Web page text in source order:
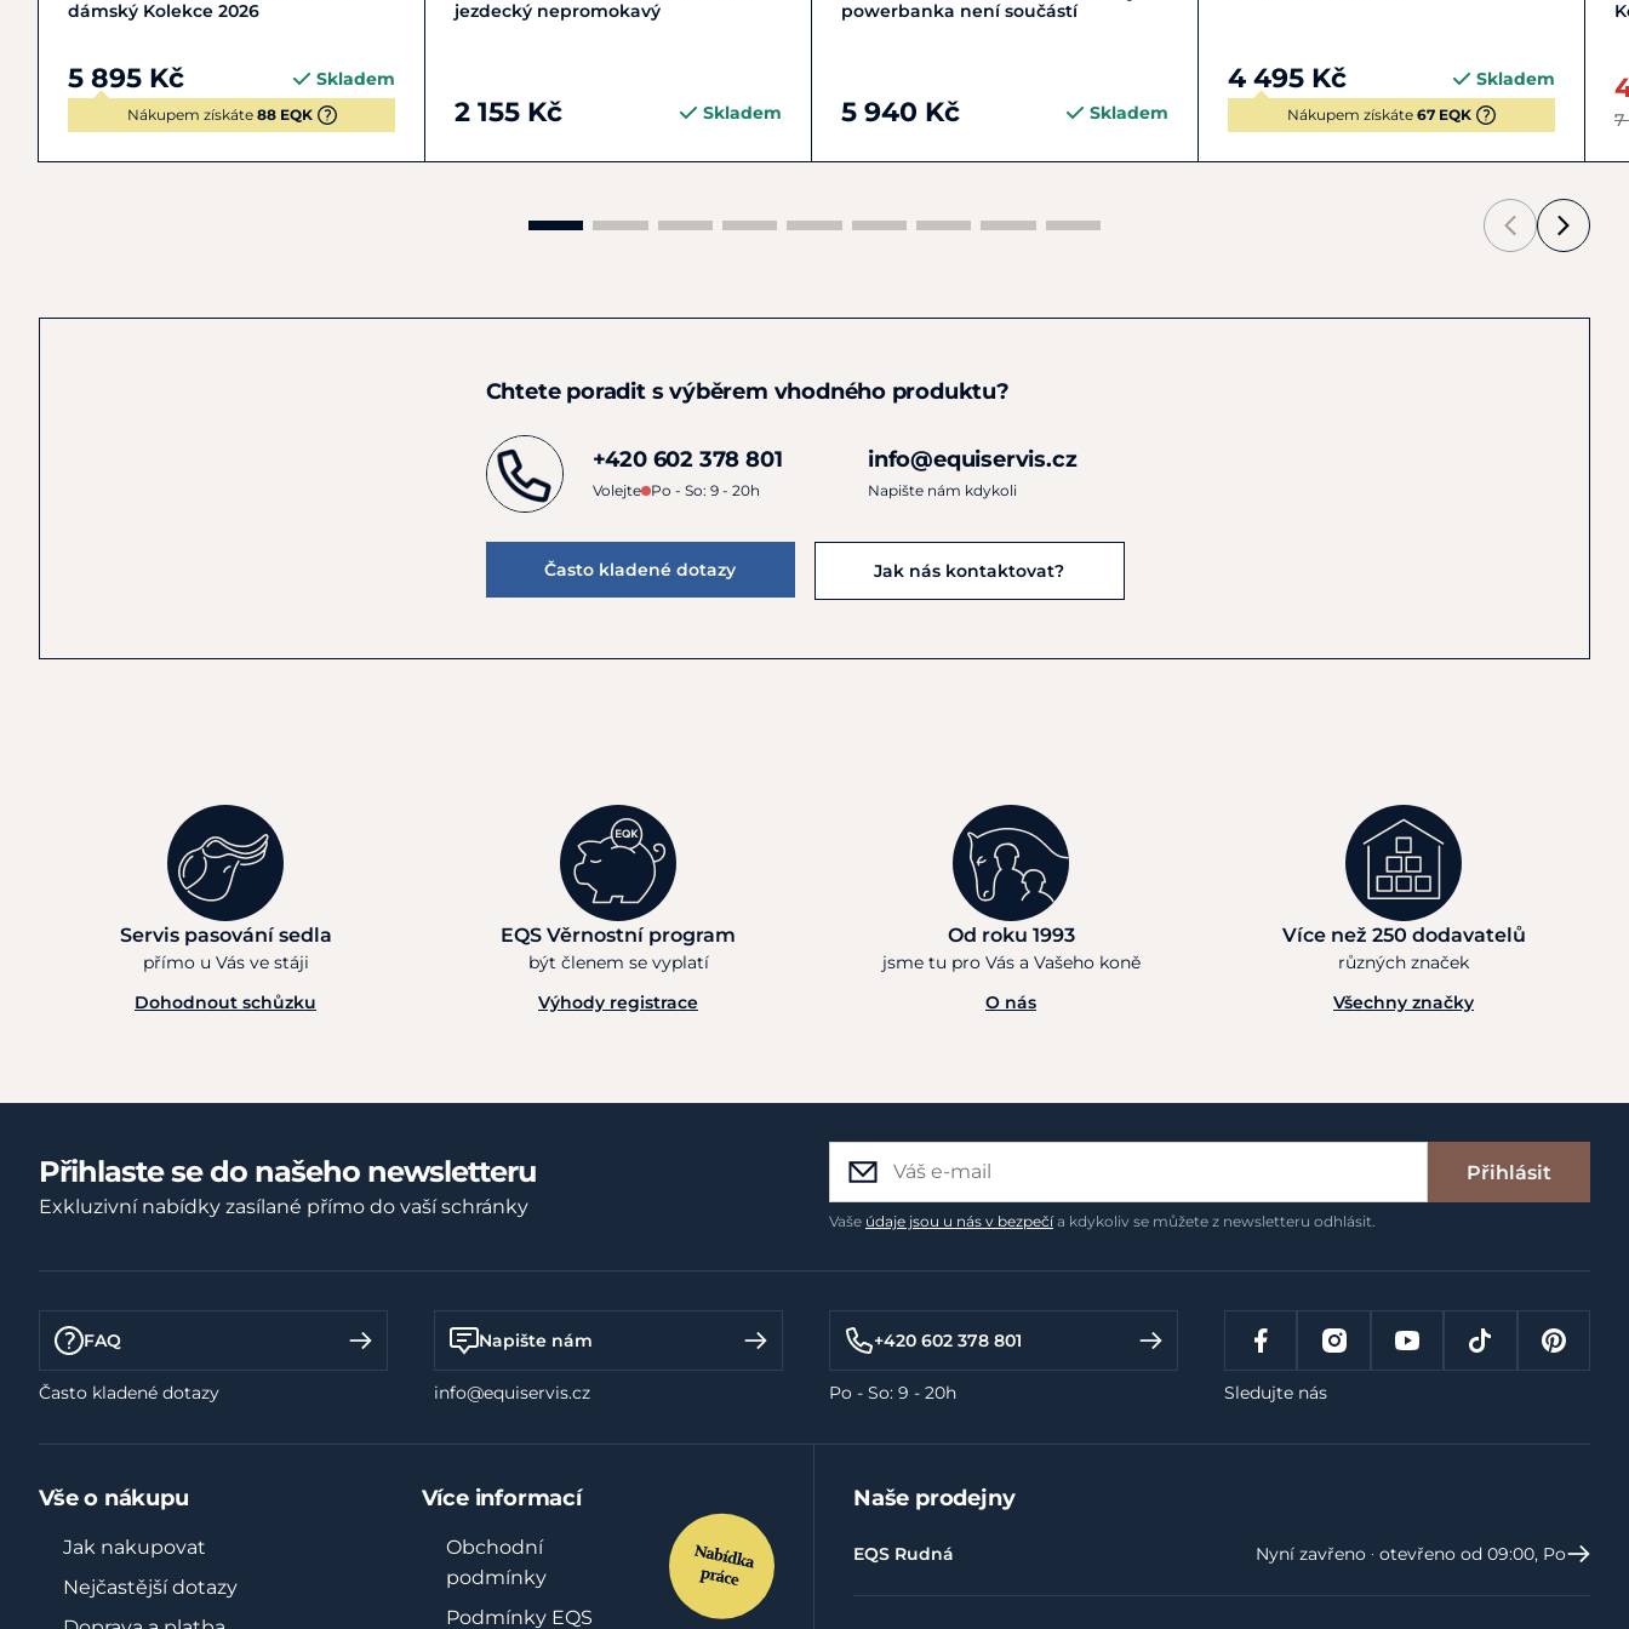
slunci.
dámský Kolekce 2026
5 895 Kč Skladem
Nákupem získáte 88 EQK
jezdecký nepromokavý
2 155 Kč Skladem
powerbanka není součástí
5 940 Kč Skladem
4 495 Kč Skladem
Nákupem získáte 67 EQK 7
Chtete poradit s výběrem vhodného produktu?
+420 602 378 801
Volejte Po - So: 9 - 20h
info@equiservis.cz
Napište nám kdykoli
Často kladené dotazy Jak nás kontaktovat?
Servis pasování sedla
přímo u Vás ve stáji
Dohodnout schůzku
EQS Věrnostní program
být členem se vyplatí
Výhody registrace
Od roku 1993
jsme tu pro Vás a Vašeho koně
O nás
Více než 250 dodavatelů
různých značek
Všechny značky
Přihlaste se do našeho newsletteru
Exkluzivní nabídky zasílané přímo do vaší schránky
Přihlásit
Vaše údaje jsou u nás v bezpečía kdykoliv se můžete z newsletteru odhlásit.
FAQ
Často kladené dotazy
Napište nám
info@equiservis.cz
+420 602 378 801
Po - So: 9 - 20h Sledujte nás
Vše o nákupu
Jak nakupovat
Nejčastější dotazy
Více informací
Obchodní
podmínky
Podmínky EQS
Naše prodejny
EQS Rudná Nyní zavřeno ‧ otevřeno od 09:00, Po